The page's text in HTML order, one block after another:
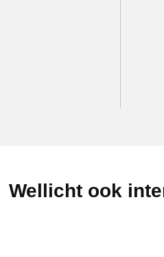
Wellicht ook